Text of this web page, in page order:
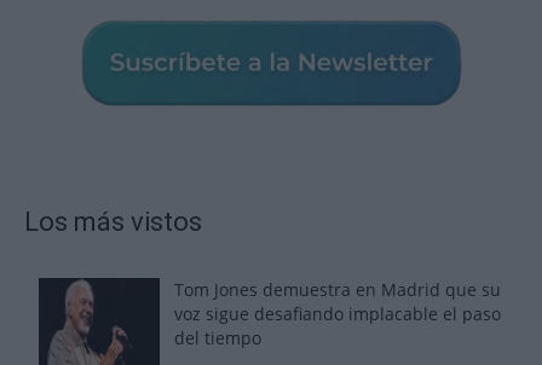
Los más vistos
Tom Jones demuestra en Madrid que su
voz sigue desafiando implacable el paso
del tiempo